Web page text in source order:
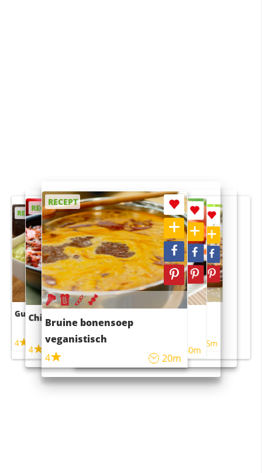
RECEPT
Guacamole
4
RECEPT
Chili con carne
4 45m
RECEPT
Bruine bonensoep
veganistisch
4
20m
RECEPT
Sushi rijstsalade
maaltijdsalade
40m
RECEPT
4 55m